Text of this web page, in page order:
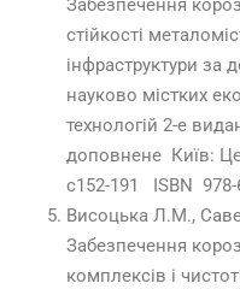
Забезпечення
стійкості
інфраструктури за
науково містких
технологій 2-е
доповнене Київ:
с152-191 ISBN 978-
Висоцька Л.М.,
Забезпечення
комплексів і